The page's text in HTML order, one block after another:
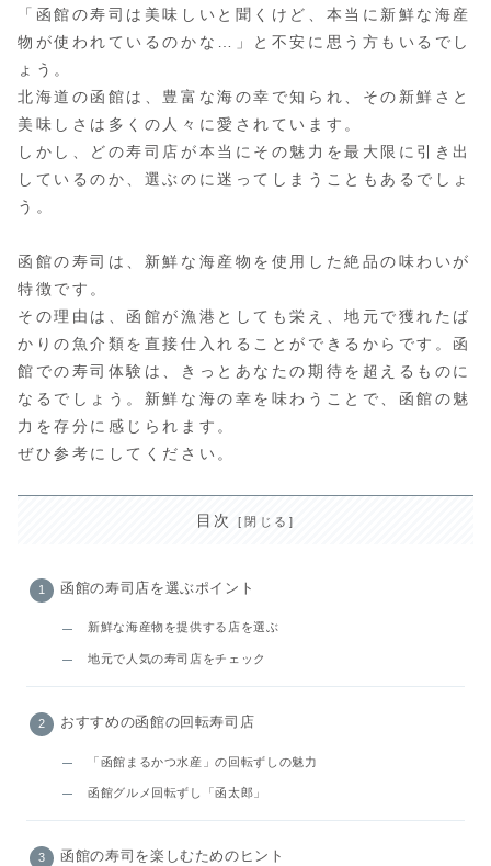
「函館の寿司は美味しいと聞くけど、本当に新鮮な海産
物が使われているのかな…」と不安に思う方もいるでし
ょう。
北海道の函館は、豊富な海の幸で知られ、その新鮮さと
美味しさは多くの人々に愛されています。
しかし、どの寿司店が本当にその魅力を最大限に引き出
しているのか、選ぶのに迷ってしまうこともあるでしょ
う。
函館の寿司は、新鮮な海産物を使用した絶品の味わいが
特徴です。
その理由は、函館が漁港としても栄え、地元で獲れたば
かりの魚介類を直接仕入れることができるからです。函
館での寿司体験は、きっとあなたの期待を超えるものに
なるでしょう。新鮮な海の幸を味わうことで、函館の魅
力を存分に感じられます。
ぜひ参考にしてください。
目次
函館の寿司店を選ぶポイント
新鮮な海産物を提供する店を選ぶ
地元で人気の寿司店をチェック
おすすめの函館の回転寿司店
「函館まるかつ水産」の回転ずしの魅力
函館グルメ回転ずし「函太郎」
函館の寿司を楽しむためのヒント